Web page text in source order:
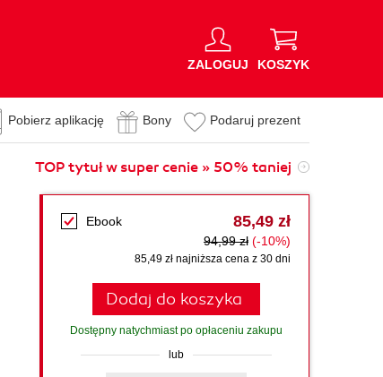
ZALOGUJ KOSZYK
Pobierz aplikację Bony Podaruj prezent
TOP tytuł w super cenie » 50% taniej
Ebook 85,49 zł
94,99 zł (-10%)
85,49 zł najniższa cena z 30 dni
Dodaj do koszyka
Dostępny natychmiast po opłaceniu zakupu
lub